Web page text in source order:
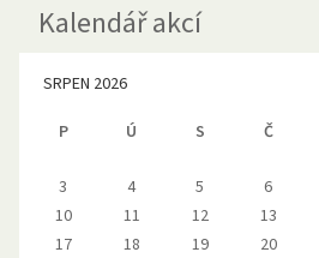
Kalendář akcí
SRPEN 2026
P
Ú S Č
3
4 5 6
10
11 12 13
17
18 19 20